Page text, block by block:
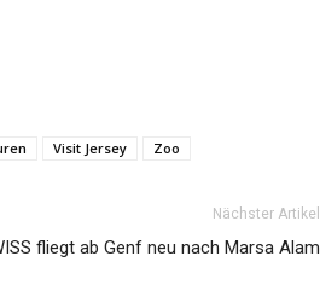
Visit Jersey Zoo
Nächster Artikel
fliegt ab Genf neu nach Marsa Alam